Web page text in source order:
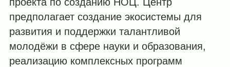
предполагает создание экосистемы для
развития и поддержки талантливой
молодёжи в сфере науки и образования,
реализацию комплексных программ